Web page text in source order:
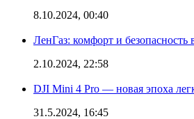
8.10.2024, 00:40
ЛенГаз: комфорт и безопасность
2.10.2024, 22:58
DJI Mini 4 Pro — новая эпоха
31.5.2024, 16:45